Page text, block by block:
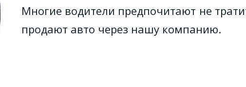
Многие водители предпочитают не
продают авто через нашу компанию.